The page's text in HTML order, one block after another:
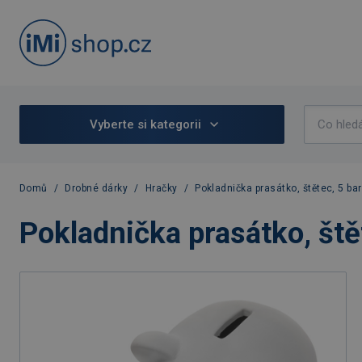
Vyberte si kategorii
Domů / Drobné dárky / Hračky / Pokladnička prasátko, štětec, 5
Pokladnička prasátko,